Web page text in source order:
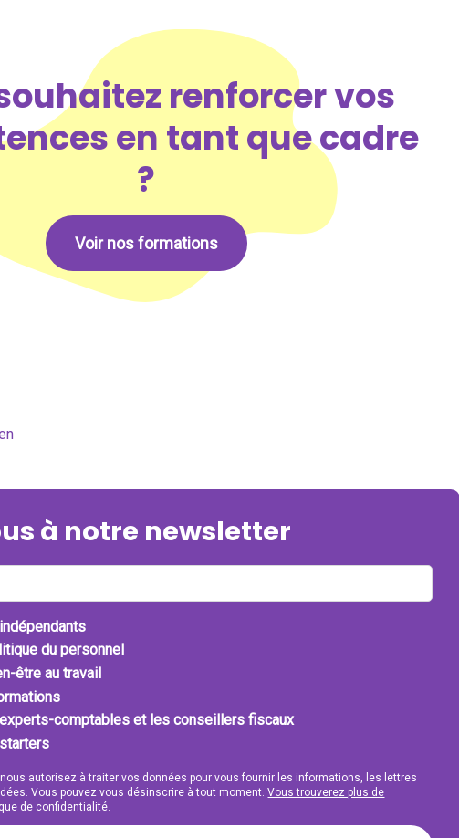
renforcer vos
en tant que cadre
?
Voir nos formations
à notre newsletter
du personnel
être au travail
comptables et les conseillers fiscaux
autorisez à traiter vos données pour vous fournir les informations, les lettres
Vous pouvez vous désinscrire à tout moment.Vous trouverez plus de
de confidentialité.